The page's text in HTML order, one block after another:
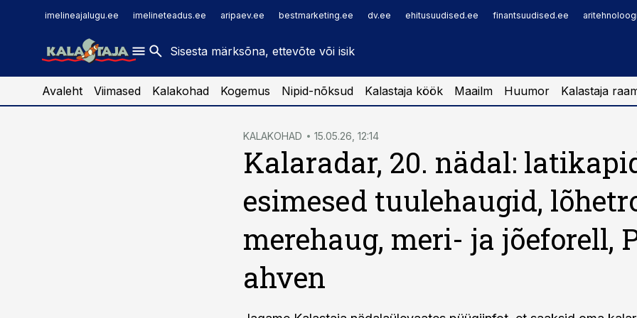
imelineajalugu.ee imelineteadus.ee aripaev.ee bestmarketing.ee dv.ee ehitusuudised.ee finantsuudised.ee
imelineteadus.ee
kaubandus.ee
toostusuudised.ee
Avaleht Viimased Kalakohad Kogemus Nipid-nõksud Kalastaja köök Maailm Huumor Kalastaja
KALAKOHAD 15.05.26, 12:14
Kalaradar, 20. nädal:
esimesed tuulehaugid,
merehaug, meri- ja jõeforell,
ahven